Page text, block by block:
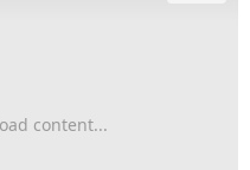
content...